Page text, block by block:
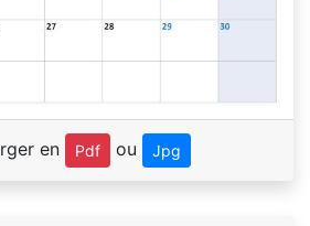
en Pdf ou Jpg